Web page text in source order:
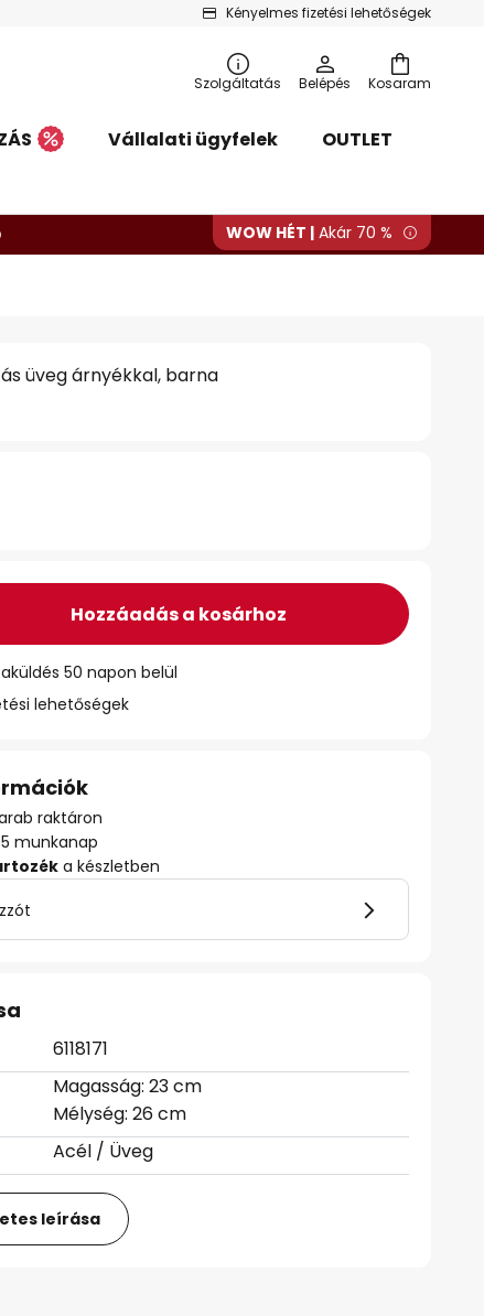
Kényelmes fizetési lehetőségek
Kosaram
Szolgáltatás Belépés
Vállalati ügyfelek
OUTLET
WOW HÉT | Akár 70 %
üveg árnyékkal, barna
Hozzáadás a kosárhoz
50 napon belül
lehetőségek
raktáron
munkanap
a készletben
6118171
Magasság: 23 cm
Mélység: 26 cm
Acél / Üveg
leírása